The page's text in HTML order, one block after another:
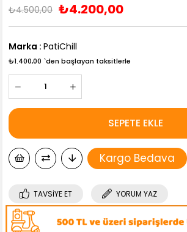
₺4.500,00 ₺4.200,00
Marka : PatiChill
₺1.400,00 `den başlayan taksitlerle
Kargo Bedava
TAVSIYE ET YORUM YAZ